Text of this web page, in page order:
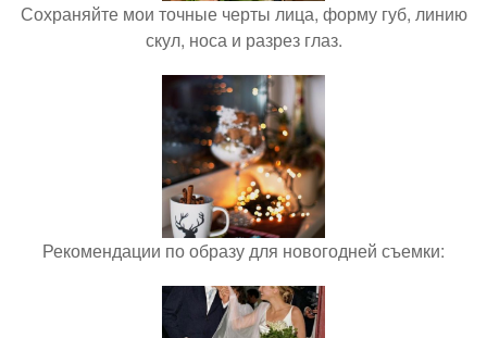
Сохраняйте мои точные черты лица, форму губ, линию
скул, носа и разрез глаз.
Рекомендации по образу для новогодней съемки: